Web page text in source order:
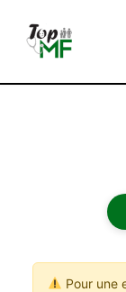
Pour une